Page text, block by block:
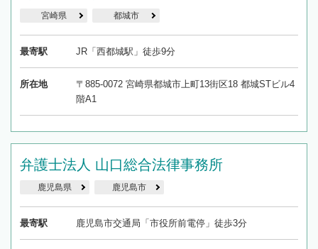
宮崎県 都城市
最寄駅 JR「西都城駅」徒歩9分
所在地
〒885-0072 宮崎県都城市上町13街区18 都城STビル4
階A1
弁護士法人 山口総合法律事務所
鹿児島県 鹿児島市
最寄駅 鹿児島市交通局「市役所前電停」徒歩3分